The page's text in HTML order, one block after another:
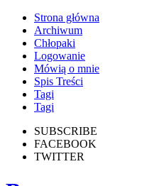
Strona główna
Archiwum
Chłopaki
Logowanie
Mówią o mnie
Spis Treści
Tagi
Tagi
SUBSCRIBE
FACEBOOK
TWITTER